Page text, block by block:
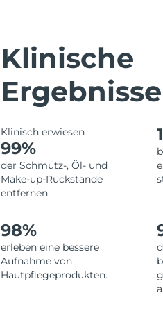
Klinische
Ergebnisse
Klinisch erwiesen
99%
der Schmutz-, Öl- und
Make-up-Rückstände
entfernen.
98%
erleben eine bessere
Aufnahme von
Hautpflegeprodukten.